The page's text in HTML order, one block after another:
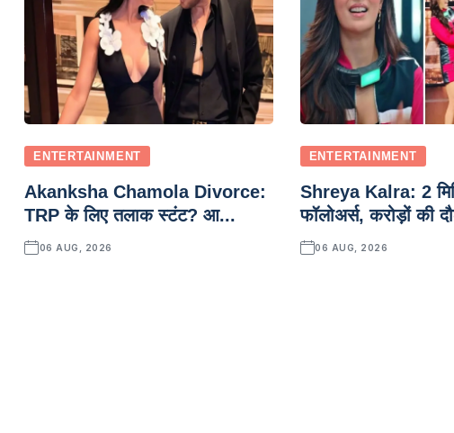
ENTERTAINMENT
Akanksha Chamola Divorce:
TRP के लिए तलाक स्टंट? आ...
06 AUG, 2026
ENTERTAINMENT
Shreya Kalra: 2
फॉलोअर्स, करोड़ों की
06 AUG, 2026